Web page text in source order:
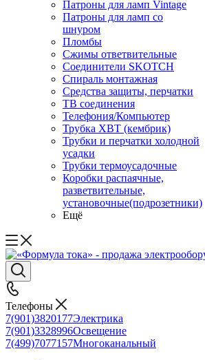
Патроны для ламп Vintage
Патроны для ламп со
шнуром
Пломбы
Сжимы ответвительные
Соединители SKOTCH
Спираль монтажная
Средства защиты, перчатки
ТВ соединения
Телефония/Компьютер
Трубка ХВТ (кембрик)
Трубки и перчатки холодной
усадки
Трубки термоусадочные
Коробки распаячные,
разветвительные,
установочные(подрозетники)
Ещё
Телефоны
7(901)3820177Электрика
7(901)3328996Освещение
7(499)7077157Многоканальный